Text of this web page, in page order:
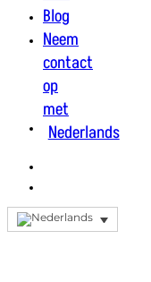
Blog
Neem
contact
op
met
Nederlands